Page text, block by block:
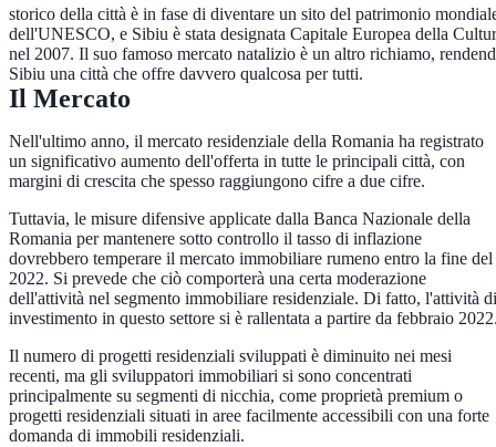
storico della città è in fase di diventare un sito del patrimonio
dell'UNESCO, e Sibiu è stata designata Capitale Europea della
nel 2007. Il suo famoso mercato natalizio è un altro richiamo,
Sibiu una città che offre davvero qualcosa per tutti.
Il Mercato
Nell'ultimo anno, il mercato residenziale della Romania ha registrato
un significativo aumento dell'offerta in tutte le principali città, con
margini di crescita che spesso raggiungono cifre a due cifre.
Tuttavia, le misure difensive applicate dalla Banca Nazionale della
Romania per mantenere sotto controllo il tasso di inflazione
dovrebbero temperare il mercato immobiliare rumeno entro la fine del
2022. Si prevede che ciò comporterà una certa moderazione
dell'attività nel segmento immobiliare residenziale. Di fatto, l'attività di
investimento in questo settore si è rallentata a partire da febbraio
Il numero di progetti residenziali sviluppati è diminuito nei mesi
recenti, ma gli sviluppatori immobiliari si sono concentrati
principalmente su segmenti di nicchia, come proprietà premium o
progetti residenziali situati in aree facilmente accessibili con una forte
domanda di immobili residenziali.